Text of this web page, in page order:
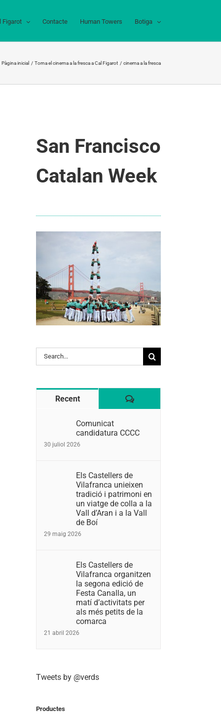
Figarot Contacte Human Towers Botiga
Pàgina inicial Torna el cinema a la fresca a Cal Figarot cinema a la fresca
San Francisco
Catalan Week
Search
for:
Recent Comentaris
Comunicat
candidatura CCCC
30 juliol 2026
Els Castellers de
Vilafranca unieixen
tradició i patrimoni en
un viatge de colla a la
Vall d’Aran i a la Vall
de Boí
29 maig 2026
Els Castellers de
Vilafranca organitzen
la segona edició de
Festa Canalla, un
matí d’activitats per
als més petits de la
comarca
21 abril 2026
Tweets by @verds
Productes